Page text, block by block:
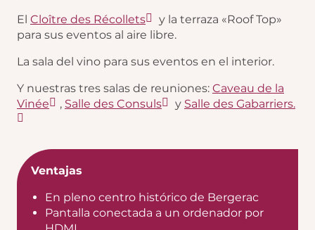
El Cloître des Récollets
y la terraza «Roof Top»
para sus eventos al aire libre.
La sala del vino para sus eventos en el interior.
Y nuestras tres salas de reuniones: Caveau de la
Vinée
, Salle des Consuls y Salle des Gabarriers.
Ventajas
En pleno centro histórico de Bergerac
Pantalla conectada a un ordenador por